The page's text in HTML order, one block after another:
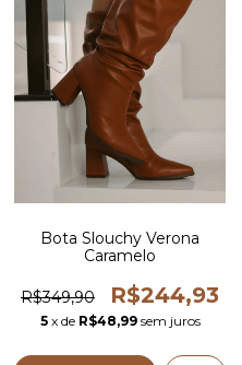
Bota Slouchy Verona
Caramelo
R$349,90 R$244,93
5 x de R$48,99 sem juros